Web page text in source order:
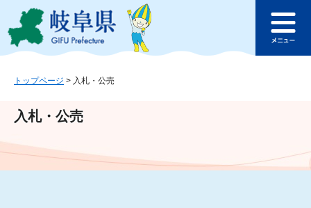
ジ
ュ
文
このページの本文へ
ュ
トップページ > 入札・公売
入札・公売